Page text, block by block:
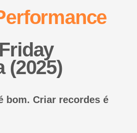
(2025)
bom. Criar recordes é